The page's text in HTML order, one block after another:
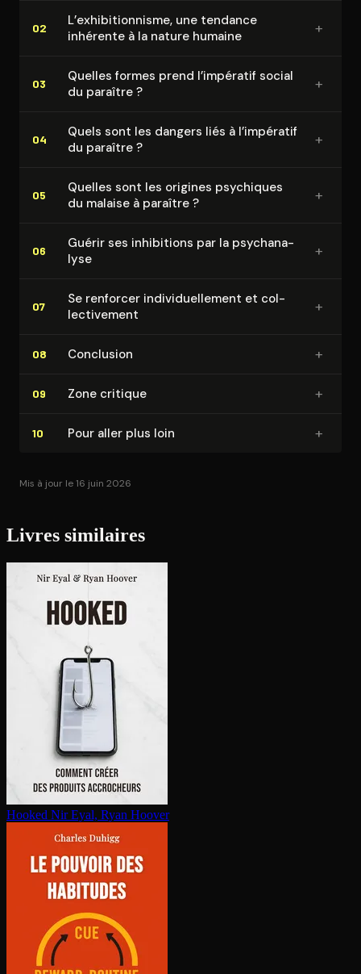
02
L’ex­hi­bi­tion­nisme, une tendance
inhérente à la nature humaine
+
03
Quelles formes prend l’impératif social
du paraître ?
+
04
Quels sont les dangers liés à l’impératif
du paraître ?
+
05
Quelles sont les origines psychiques
du malaise à paraître ?
+
06
Guérir ses inhibitions par la psy­cha­na­
lyse
+
07
Se renforcer in­di­vi­duel­le­ment et col­
lec­ti­ve­ment
+
08 Conclusion +
09 Zone critique +
10 Pour aller plus loin +
Mis à jour le 16 juin 2026
Livres similaires
Hooked Nir Eyal, Ryan Hoover